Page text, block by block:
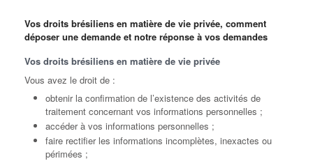
Vos droits brésiliens en matière de vie privée, comment
déposer une demande et notre réponse à vos demandes
Vos droits brésiliens en matière de vie privée
Vous avez le droit de :
obtenir la confirmation de l’existence des activités de
traitement concernant vos informations personnelles ;
accéder à vos informations personnelles ;
faire rectifier les informations incomplètes, inexactes ou
périmées ;